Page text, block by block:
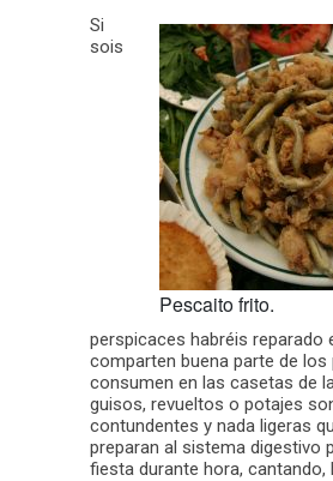
Pescaito frito.
Si
sois
perspicaces habréis reparado
comparten buena parte de
consumen en las casetas de
guisos, revueltos o potajes
contundentes y nada ligeras
preparan al sistema digestivo
fiesta durante hora, cantando,